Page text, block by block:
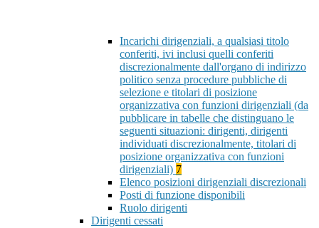
Incarichi dirigenziali, a qualsiasi titolo
conferiti, ivi inclusi quelli conferiti
discrezionalmente dall'organo di indirizzo
politico senza procedure pubbliche di
selezione e titolari di posizione
organizzativa con funzioni dirigenziali (da
pubblicare in tabelle che distinguano le
seguenti situazioni: dirigenti, dirigenti
individuati discrezionalmente, titolari di
posizione organizzativa con funzioni
dirigenziali) 7
Elenco posizioni dirigenziali discrezionali
Posti di funzione disponibili
Ruolo dirigenti
Dirigenti cessati